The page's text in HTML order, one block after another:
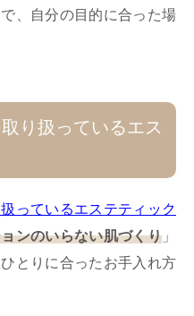
、自分の目的に合った場
り扱っているエス
っているエステティック
ンのいらない肌づくり 」
とりに合ったお手入れ方